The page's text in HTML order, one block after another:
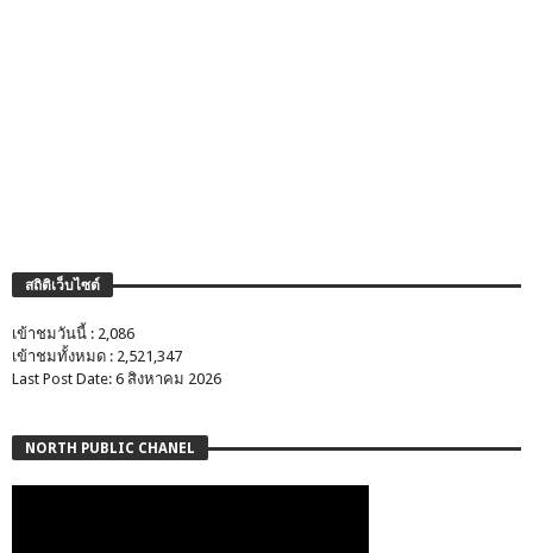
สถิติเว็บไซต์
เข้าชมวันนี้ : 2,086
เข้าชมทั้งหมด : 2,521,347
Last Post Date: 6 สิงหาคม 2026
NORTH PUBLIC CHANEL